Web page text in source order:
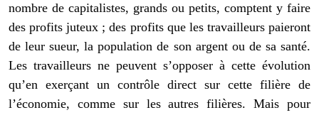
nombre de capitalistes, grands ou petits, comptent y faire
des profits juteux ; des profits que les travailleurs paieront
de leur sueur, la population de son argent ou de sa santé.
Les travailleurs ne peuvent s’opposer à cette évolution
qu’en exerçant un contrôle direct sur cette filière de
l’économie, comme sur les autres filières. Mais pour